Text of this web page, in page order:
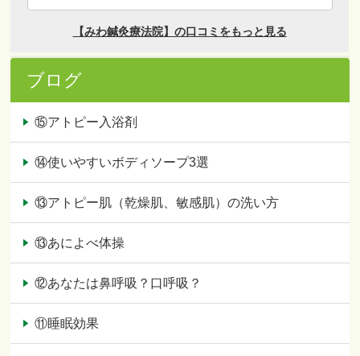
ブログ
⑮アトピー入浴剤
⑭使いやすいボディソープ3選
⑬アトピー肌（乾燥肌、敏感肌）の洗い方
⑬あによべ体操
⑫あなたは鼻呼吸？口呼吸？
⑪睡眠効果